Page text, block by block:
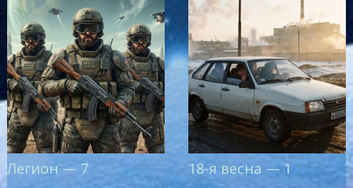
Легион — 7 18-я весна — 1